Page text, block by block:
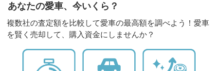
あなたの愛車、今いくら？
複数社の査定額を比較して愛車の最高額を調べよう！愛車
を賢く売却して、購入資金にしませんか？